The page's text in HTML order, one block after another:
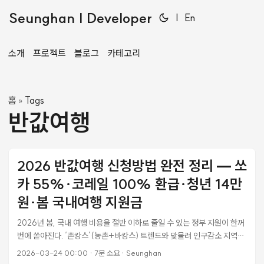
Seunghan | Developer | En
소개 프로젝트 블로그 카테고리
홈 » Tags
반값여행
2026 반값여행 신청방법 완전 정리 — 쏘
카 55%·코레일 100% 환급·청년 14만
원·봄 국내여행 지원금
2026년 봄, 국내 여행 비용을 절반 이하로 줄일 수 있는 정부 지원이 한꺼
번에 쏟아진다. ‘촌캉스’(농촌+바캉스) 트렌드와 맞물려 인구감소 지역으
로 떠나는 봄 여행이 어느 때보다 경제적인 선택이 됐다. 문화체육관광부의
2026-03-24 00:00 · 7분 소요· Seunghan